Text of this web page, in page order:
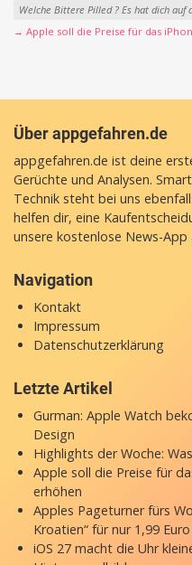
Welche Bittere Pilled ? Es hat dich
→ Apple soll die Preise für das
Über appgefahren.de
appgefahren.de ist deine
Gerüchte und Analysen.
Technik steht bei uns
helfen dir, eine
unsere kostenlose News-App
Navigation
Kontakt
Impressum
Datenschutzerklärung
Letzte Artikel
Gurman: Apple Watch
Design
Highlights der Woche:
Apple soll die Preise für
erhöhen
Apples Pageturner fürs
Kroatien“ für nur 1,99 Euro
iOS 27 macht die Uhr